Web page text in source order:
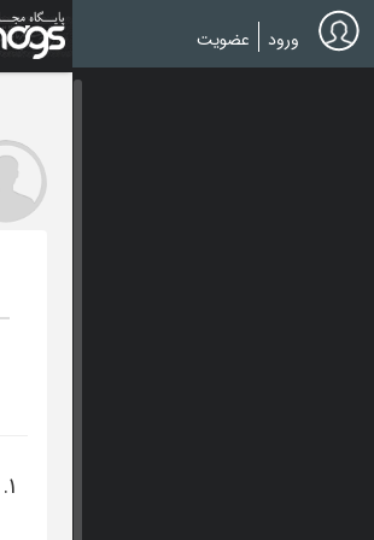
Skip
to
main
ورود عضویت
1.